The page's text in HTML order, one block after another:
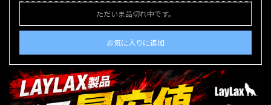
ただいま品切れ中です。
お気に入りに追加